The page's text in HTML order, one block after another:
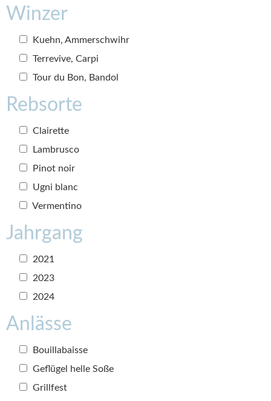
Winzer
Kuehn, Ammerschwihr
Terrevive, Carpi
Tour du Bon, Bandol
Rebsorte
Clairette
Lambrusco
Pinot noir
Ugni blanc
Vermentino
Jahrgang
2021
2023
2024
Anlässe
Bouillabaisse
Geflügel helle Soße
Grillfest